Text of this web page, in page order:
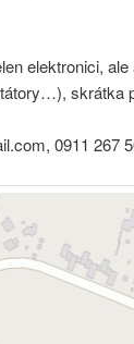
elektronici,
skrátka
0911 267